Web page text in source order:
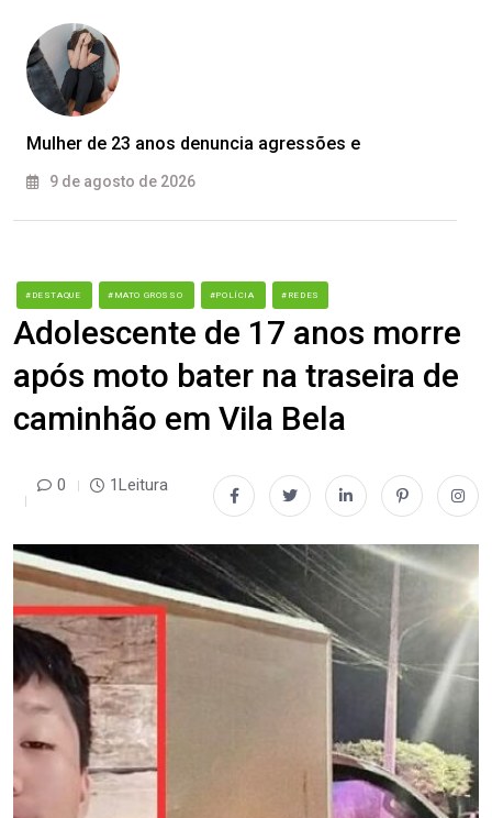
Mulher de 23 anos denuncia agressões e
9 de agosto de 2026
#DESTAQUE #MATO GROSSO #POLÍCIA #REDES
Adolescente de 17 anos morre
após moto bater na traseira de
caminhão em Vila Bela
0 1Leitura